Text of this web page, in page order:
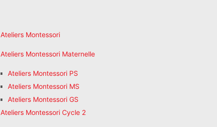
Ateliers Montessori
Ateliers Montessori Maternelle
Ateliers Montessori PS
Ateliers Montessori MS
Ateliers Montessori GS
Ateliers Montessori Cycle 2